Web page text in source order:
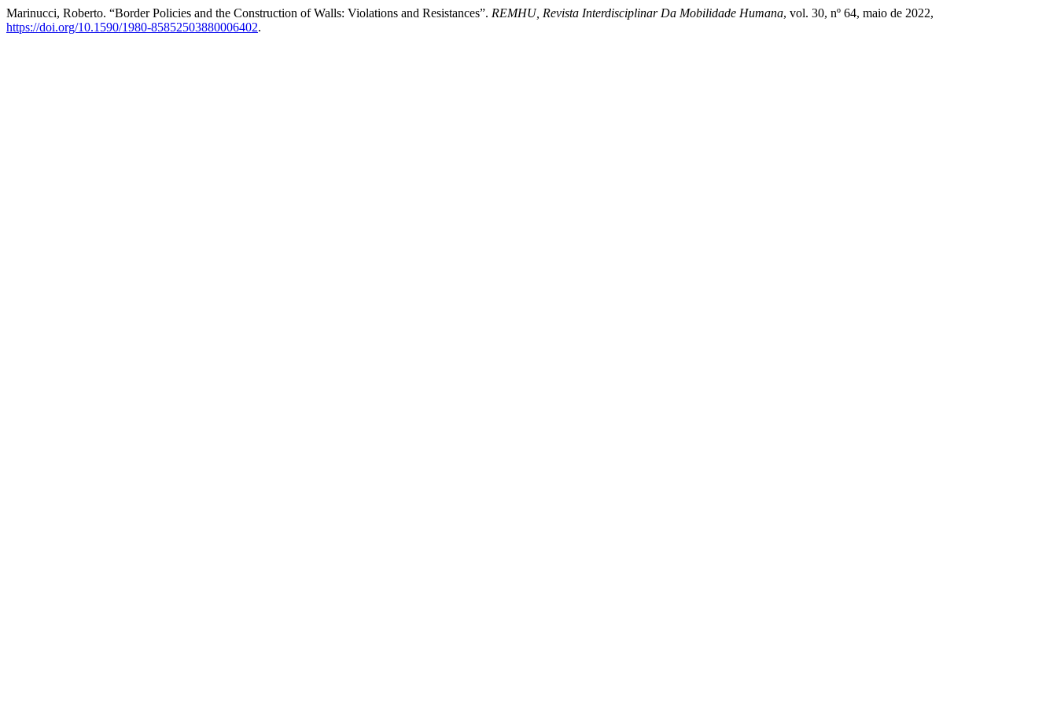
Marinucci, Roberto. “Border Policies and the Construction of Walls: Violations and Resistances”. REMHU, Revista Interdisciplinar Da Mobilidade Humana, vol. 30, nº 64, maio de 2022,
https://doi.org/10.1590/1980-85852503880006402.